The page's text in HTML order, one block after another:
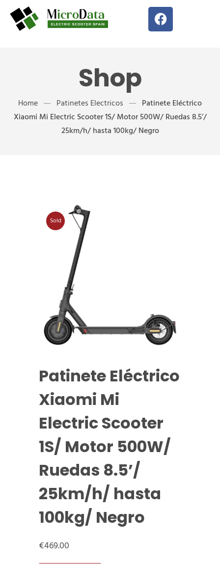
Shop
Home Patinetes Electricos
Patinete Eléctrico
Xiaomi Mi Electric Scooter 1S/ Motor 500W/ Ruedas 8.5’/
25km/h/ hasta 100kg/ Negro
Sold
Patinete Eléctrico
Xiaomi Mi
Electric Scooter
1S/ Motor 500W/
Ruedas 8.5’/
25km/h/ hasta
100kg/ Negro
€469.00